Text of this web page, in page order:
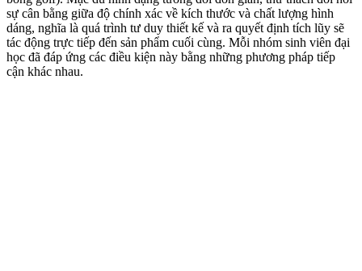
sự cân bằng giữa độ chính xác về kích thước và chất lượng hình
dáng, nghĩa là quá trình tư duy thiết kế và ra quyết định tích lũy sẽ
tác động trực tiếp đến sản phẩm cuối cùng. Mỗi nhóm sinh viên đại
học đã đáp ứng các điều kiện này bằng những phương pháp tiếp
cận khác nhau.